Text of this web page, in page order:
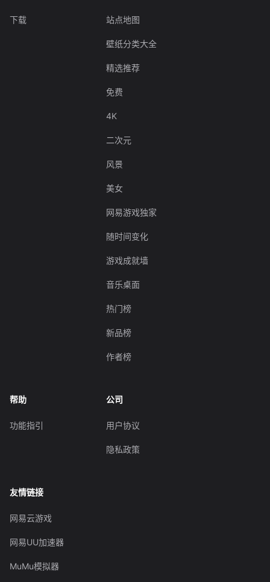
下载 站点地图
壁纸分类大全
精选推荐
免费
4K
二次元
风景
美女
网易游戏独家
随时间变化
游戏成就墙
音乐桌面
热门榜
新品榜
作者榜
帮助
功能指引
公司
用户协议
隐私政策
友情链接
网易云游戏
网易UU加速器
MuMu模拟器